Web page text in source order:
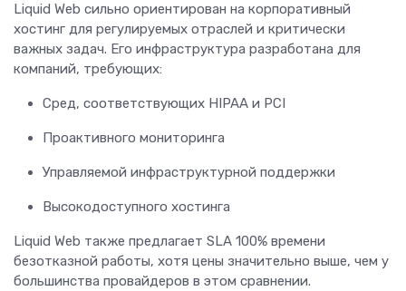
Liquid Web сильно ориентирован на корпоративный
хостинг для регулируемых отраслей и критически
важных задач. Его инфраструктура разработана для
компаний, требующих:
Сред, соответствующих HIPAA и PCI
Проактивного мониторинга
Управляемой инфраструктурной поддержки
Высокодоступного хостинга
Liquid Web также предлагает SLA 100% времени
безотказной работы, хотя цены значительно выше, чем у
большинства провайдеров в этом сравнении.